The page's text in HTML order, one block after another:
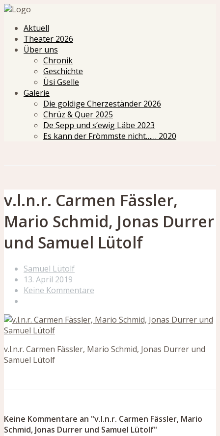
Aktuell
Theater 2026
Über uns
Chronik
Geschichte
Üsi Gselle
Galerie
Die goldige Cherzeständer 2026
Chrüz & Quer 2025
De Sepp und s’ewig Läbe 2023
Es kann der Frömmste nicht…… 2020
v.l.n.r. Carmen Fässler,
Mario Schmid, Jonas Durrer
und Samuel Lütolf
Samuel Lütolf
13. April 2019
Keine Kommentare
v.l.n.r. Carmen Fässler, Mario Schmid, Jonas Durrer und
Samuel Lütolf
Keine Kommentare an "v.l.n.r. Carmen Fässler, Mario
Schmid, Jonas Durrer und Samuel Lütolf"